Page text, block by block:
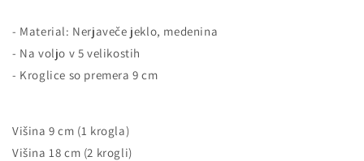
- Material: Nerjaveče jeklo, medenina
- Na voljo v 5 velikostih
- Kroglice so premera 9 cm
Višina 9 cm (1 krogla)
Višina 18 cm (2 krogli)